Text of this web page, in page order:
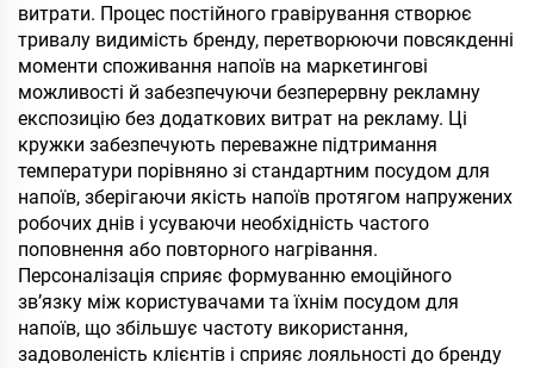
витрати. Процес постійного гравірування створює
тривалу видимість бренду, перетворюючи повсякденні
моменти споживання напоїв на маркетингові
можливості й забезпечуючи безперервну рекламну
експозицію без додаткових витрат на рекламу. Ці
кружки забезпечують переважне підтримання
температури порівняно зі стандартним посудом для
напоїв, зберігаючи якість напоїв протягом напружених
робочих днів і усуваючи необхідність частого
поповнення або повторного нагрівання.
Персоналізація сприяє формуванню емоційного
зв’язку між користувачами та їхнім посудом для
напоїв, що збільшує частоту використання,
задоволеність клієнтів і сприяє лояльності до бренду